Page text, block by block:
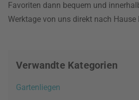
Favoriten dann bequem und
Werktage von uns direkt nach Hause
Verwandte Kategorien
Gartenliegen